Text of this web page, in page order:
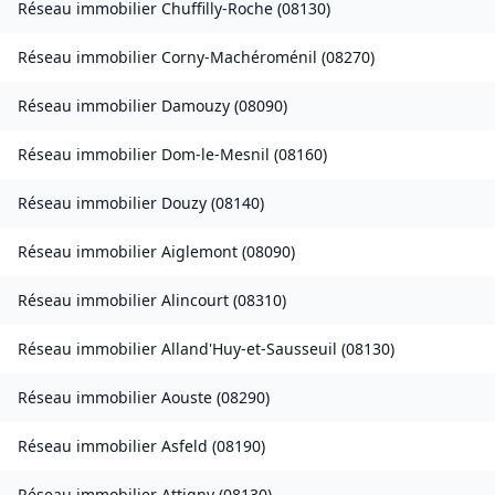
Réseau immobilier Chuffilly-Roche (08130)
Réseau immobilier Corny-Machéroménil (08270)
Réseau immobilier Damouzy (08090)
Réseau immobilier Dom-le-Mesnil (08160)
Réseau immobilier Douzy (08140)
Réseau immobilier Aiglemont (08090)
Réseau immobilier Alincourt (08310)
Réseau immobilier Alland'Huy-et-Sausseuil (08130)
Réseau immobilier Aouste (08290)
Réseau immobilier Asfeld (08190)